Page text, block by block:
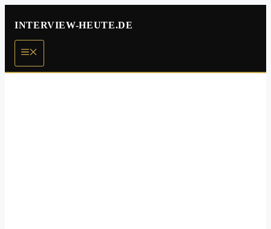
Inhalt
springen
INTERVIEW-HEUTE.DE
Menü